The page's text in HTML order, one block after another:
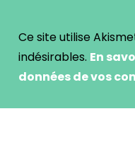
Ce site utilise
indésirables. En
données de vos